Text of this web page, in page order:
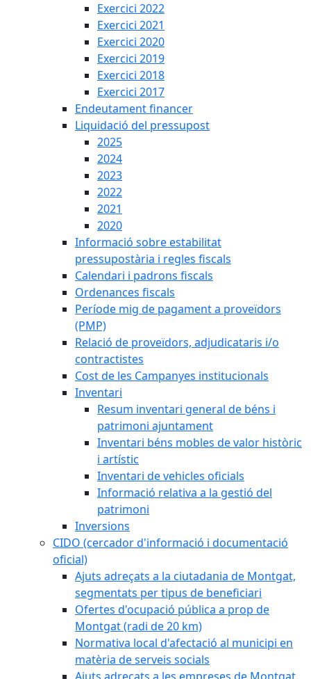
Exercici 2022
Exercici 2021
Exercici 2020
Exercici 2019
Exercici 2018
Exercici 2017
Endeutament financer
Liquidació del pressupost
2025
2024
2023
2022
2021
2020
Informació sobre estabilitat
pressupostària i regles fiscals
Calendari i padrons fiscals
Ordenances fiscals
Període mig de pagament a proveïdors
(PMP)
Relació de proveïdors, adjudicataris i/o
contractistes
Cost de les Campanyes institucionals
Inventari
Resum inventari general de béns i
patrimoni ajuntament
Inventari béns mobles de valor històric
i artístic
Inventari de vehicles oficials
Informació relativa a la gestió del
patrimoni
Inversions
CIDO (cercador d'informació i documentació
oficial)
Ajuts adreçats a la ciutadania de Montgat,
segmentats per tipus de beneficiari
Ofertes d'ocupació pública a prop de
Montgat (radi de 20 km)
Normativa local d'afectació al municipi en
matèria de serveis socials